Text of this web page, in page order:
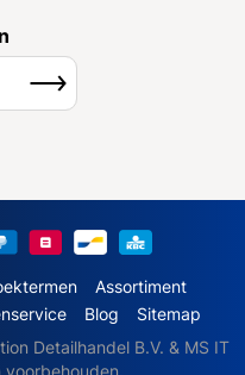
Inschrijven
Assortiment
Blog
Sitemap
Detailhandel B.V. & MS IT
voorbehouden.